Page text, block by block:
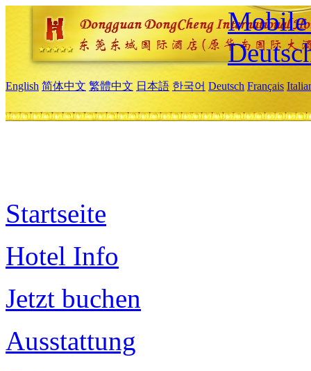
Mobile
English 简体中文 繁體中文 日本語 한국어 Deutsch Français
Startseite
Hotel Info
Jetzt buchen
Ausstattung